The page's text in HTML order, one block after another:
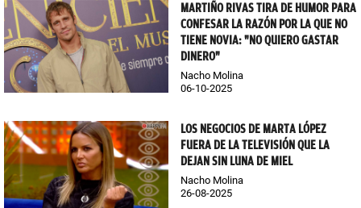
MARTIÑO RIVAS TIRA DE HUMOR PARA
CONFESAR LA RAZÓN POR LA QUE NO
TIENE NOVIA: "NO QUIERO GASTAR
DINERO"
Nacho Molina
06-10-2025
LOS NEGOCIOS DE MARTA LÓPEZ
FUERA DE LA TELEVISIÓN QUE LA
DEJAN SIN LUNA DE MIEL
Nacho Molina
26-08-2025